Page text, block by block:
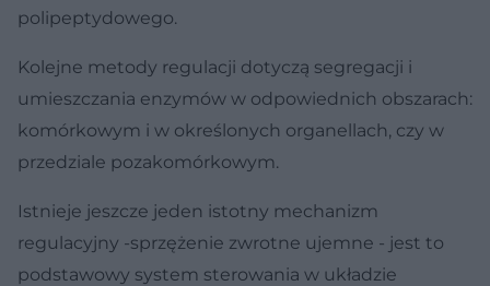
polipeptydowego.
Kolejne metody regulacji dotyczą segregacji i
umieszczania enzymów w odpowiednich obszarach:
komórkowym i w określonych organellach, czy w
przedziale pozakomórkowym.
Istnieje jeszcze jeden istotny mechanizm
regulacyjny -sprzężenie zwrotne ujemne - jest to
podstawowy system sterowania w układzie